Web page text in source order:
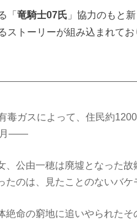
「 竜騎士07氏 」協力のもと
ストーリーが組み込まれて
毒ガスによって、住民約
月――
、公由一穂は廃墟となった
のは、見たことのないバケ
絶命の窮地に追いやられた